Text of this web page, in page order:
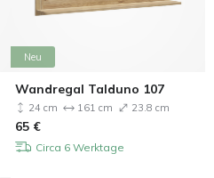
Neu
Wandregal Talduno 107
24 cm 161 cm 23.8 cm
65 €
Circa 6 Werktage